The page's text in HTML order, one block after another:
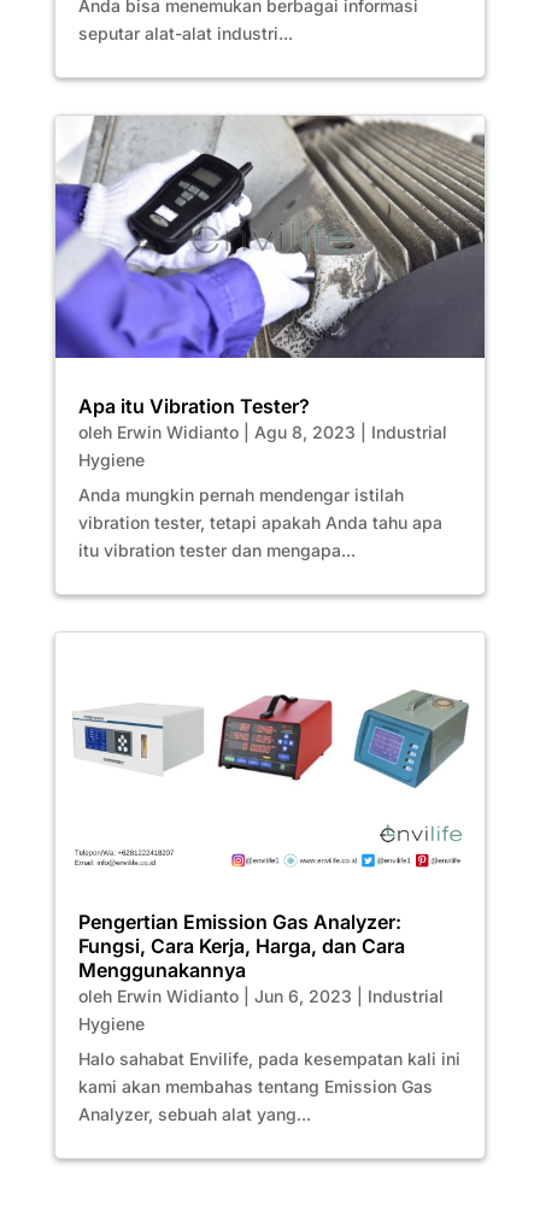
Anda bisa menemukan berbagai informasi
seputar alat-alat industri...
Apa itu Vibration Tester?
oleh Erwin Widianto| Agu 8, 2023
Industrial
Hygiene
Anda mungkin pernah mendengar istilah
vibration tester, tetapi apakah Anda tahu apa
itu vibration tester dan mengapa...
Pengertian Emission Gas Analyzer:
Fungsi, Cara Kerja, Harga, dan Cara
Menggunakannya
oleh Erwin Widianto| Jun 6, 2023
Industrial
Hygiene
Halo sahabat Envilife, pada kesempatan kali ini
kami akan membahas tentang Emission Gas
Analyzer, sebuah alat yang...